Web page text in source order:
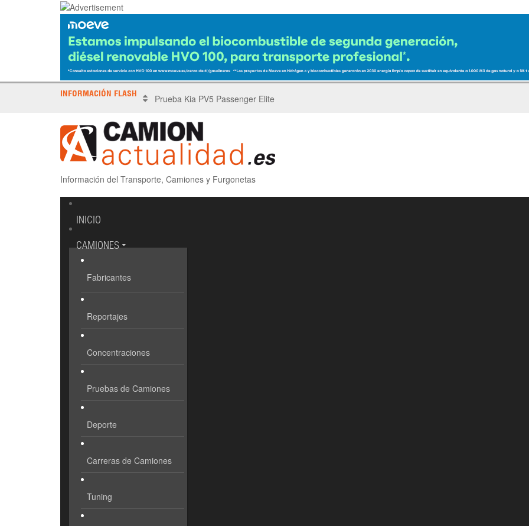
INFORMACIÓN FLASH X Tronada Almería | Encuentro del Pegaso Troner
Información del Transporte, Camiones y Furgonetas
INICIO
CAMIONES
Fabricantes
Reportajes
Concentraciones
Pruebas de Camiones
Deporte
Carreras de Camiones
Tuning